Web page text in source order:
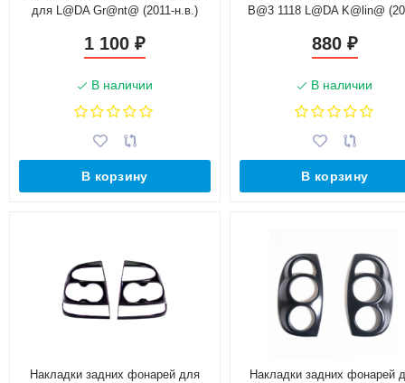
для L@DA Gr@nt@ (2011-н.в.)
1 100 ₽
В наличии
В корзину
B@3 1118 L@DA K@lin@
880 ₽
В наличии
В корзину
Накладки задних фонарей для
Накладки задних фонарей